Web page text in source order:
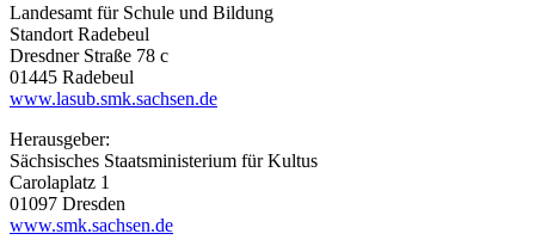
Landesamt für Schule und Bildung
Standort Radebeul
Dresdner Straße 78 c
01445 Radebeul
www.lasub.smk.sachsen.de
Herausgeber:
Sächsisches Staatsministerium für Kultus
Carolaplatz 1
01097 Dresden
www.smk.sachsen.de